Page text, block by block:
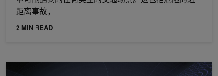
距离事故，
2 MIN READ
验证 NVIDIA DRIVE Sim 中的<strong>主动传感器</strong>